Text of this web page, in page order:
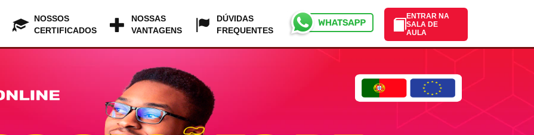
NOSSOS
CERTIFICADOS
NOSSAS
VANTAGENS
DÚVIDAS
FREQUENTES
ENTRAR NA
SALA DE
AULA